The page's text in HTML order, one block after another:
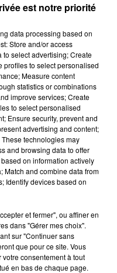
2024 À 07H00
est notre priorité
data processing based on
Store and/or access
select advertising; Create
profiles to select personalised
Measure content
statistics or combinations
improve services; Create
to select personalised
Ensure security, prevent and
advertising and content;
technologies may
and browsing data to offer
on information actively
Match and combine data from
Identify devices based on
et fermer", ou affiner en
dans "Gérer mes choix".
sur "Continuer sans
que pour ce site. Vous
consentement à tout
en bas de chaque page.